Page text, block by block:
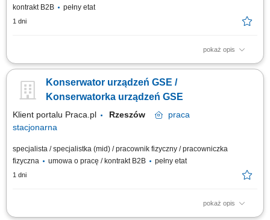
kontrakt B2B
pełny etat
1 dni
pokaż opis
Konserwacja, serwisowanie oraz bieżąca obsługa sprzętu GSE
okresowych przeglądów oraz napraw urządzeń objętych dozorem
technologicznym UDT (podestów, wózków, suwnic, żurawi, dźwigników).
Konserwator urządzeń GSE /
Konserwatorka urządzeń GSE
Klient portalu Praca.pl Rzeszów
praca
stacjonarna
specjalista / specjalistka (mid) / pracownik fizyczny / pracowniczka
fizyczna
umowa o pracę / kontrakt B2B pełny etat
1 dni
pokaż opis
Konserwacja oraz utrzymanie sprawności technicznej sprzętu GSE do